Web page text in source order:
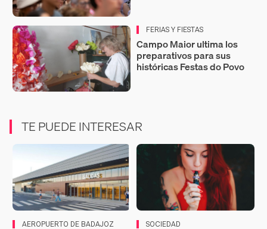
FERIAS Y FIESTAS
Campo Maior ultima los
preparativos para sus
históricas Festas do Povo
TE PUEDE INTERESAR
AEROPUERTO DE BADAJOZ SOCIEDAD